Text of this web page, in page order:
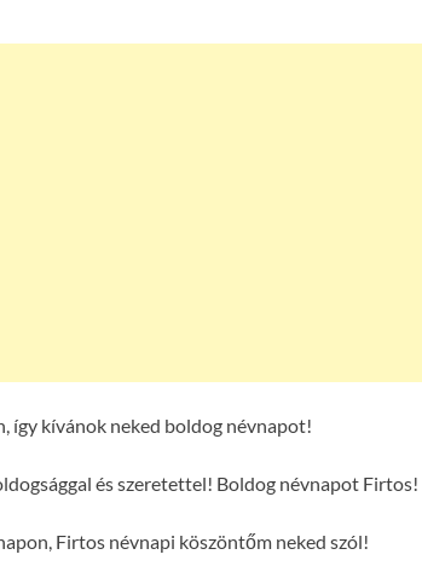
így kívánok neked boldog névnapot!
és szeretettel! Boldog névnapot Firtos!
Firtos névnapi köszöntőm neked szól!